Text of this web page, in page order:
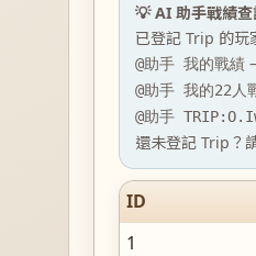
💡 AI 助手戰績查
已登記 Trip 的玩
@助手 我的戰績
@助手 我的22人
@助手
還未登記 Trip？
ID
1